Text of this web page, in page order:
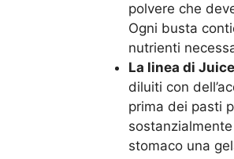
polvere che
Ogni busta
nutrienti
La linea di
diluiti con
prima dei pasti
stomaco una